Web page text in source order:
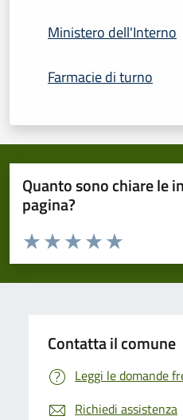
Ministero dell'Interno
Farmacie di turno
Quanto sono chiare le
pagina?
Domanda
Valuta da 1 a 5 stelle la pagina
Valuta 5
Valuta 4 stelle su
Valuta 3 stelle su 5
Valuta 2 stelle su 5
Valuta 1 stelle su 5
Contatta il comune
Leggi le domande
Richiedi assistenza